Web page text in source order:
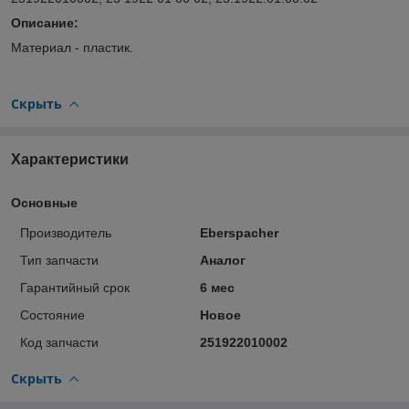
Описание:
Материал - пластик.
Скрыть
Характеристики
Основные
Производитель
Eberspacher
Тип запчасти
Аналог
Гарантийный срок
6 мес
Состояние
Новое
Код запчасти
251922010002
Скрыть